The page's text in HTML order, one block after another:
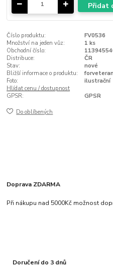
Přidat
Číslo produktu:
FV0536
Množství na jeden vůz:
1 ks
Obchodní číslo:
Distribuce:
ČR
Stav:
nové
Bližší informace o produktu:
Foto:
ilustrační
Hlídat cenu / dostupnost
GPSR:
GPSR
Do oblíbených
Doprava ZDARMA
Při nákupu nad 5000Kč možnost
Doručení do 3 dnů